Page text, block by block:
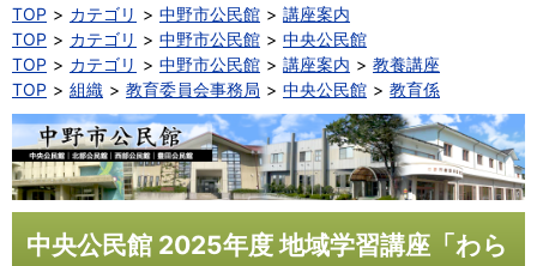
TOP
カテゴリ 中野市公民館
講座案内
TOP
カテゴリ 中野市公民館
中央公民館
TOP
カテゴリ 中野市公民館 講座案内
教養講座
TOP
組織 教育委員会事務局 中央公民館 教育係
中央公民館 2025年度 地域学習講座「わら